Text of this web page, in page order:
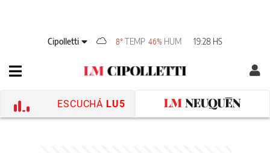
Cipolletti 8° TEMP 46% HUM 19:28 HS
ESCUCHÁ LU5